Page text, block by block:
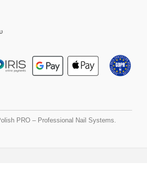
PRO – Professional Nail Systems.